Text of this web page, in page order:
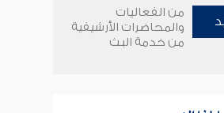
من الفعاليات
والمحاضرات الأرشيفية
من خدمة البث